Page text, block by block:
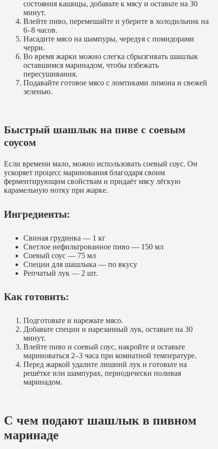
состояния кашицы, добавьте к мясу и оставьте на 30
минут.
Влейте пиво, перемешайте и уберите в холодильник на
6–8 часов.
Насадите мясо на шампуры, чередуя с помидорами
черри.
Во время жарки можно слегка сбрызгивать шашлык
оставшимся маринадом, чтобы избежать
пересушивания.
Подавайте готовое мясо с ломтиками лимона и свежей
зеленью.
Быстрый шашлык на пиве с соевым
соусом
Если времени мало, можно использовать соевый соус. Он
ускоряет процесс маринования благодаря своим
ферментирующим свойствам и придаёт мясу лёгкую
карамельную нотку при жарке.
Ингредиенты:
Свиная грудинка — 1 кг
Светлое нефильтрованное пиво — 150 мл
Соевый соус — 75 мл
Специи для шашлыка — по вкусу
Репчатый лук — 2 шт.
Как готовить:
Подготовьте и нарежьте мясо.
Добавьте специи и нарезанный лук, оставьте на 30
минут.
Влейте пиво и соевый соус, накройте и оставьте
мариноваться 2–3 часа при комнатной температуре.
Перед жаркой удалите лишний лук и готовьте на
решётке или шампурах, периодически поливая
маринадом.
С чем подают шашлык в пивном
маринаде